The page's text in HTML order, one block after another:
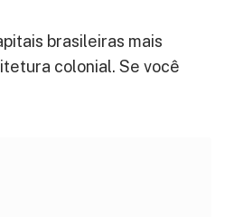
brasileiras mais
colonial. Se você